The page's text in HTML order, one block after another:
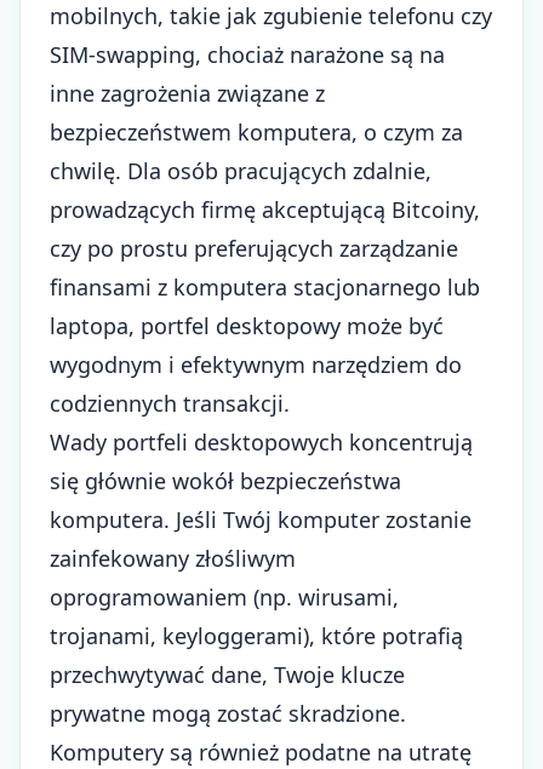
mobilnych, takie jak zgubienie telefonu czy
SIM-swapping, chociaż narażone są na
inne zagrożenia związane z
bezpieczeństwem komputera, o czym za
chwilę. Dla osób pracujących zdalnie,
prowadzących firmę akceptującą Bitcoiny,
czy po prostu preferujących zarządzanie
finansami z komputera stacjonarnego lub
laptopa, portfel desktopowy może być
wygodnym i efektywnym narzędziem do
codziennych transakcji.
Wady portfeli desktopowych koncentrują
się głównie wokół bezpieczeństwa
komputera. Jeśli Twój komputer zostanie
zainfekowany złośliwym
oprogramowaniem (np. wirusami,
trojanami, keyloggerami), które potrafią
przechwytywać dane, Twoje klucze
prywatne mogą zostać skradzione.
Komputery są również podatne na utratę